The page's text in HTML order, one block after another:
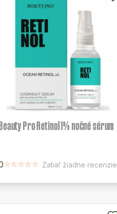
Pro Retinol 1% nočné sérum
Zatiaľ žiadne recenzie